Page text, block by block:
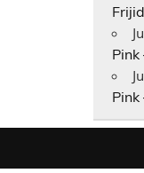
Pink
Pink